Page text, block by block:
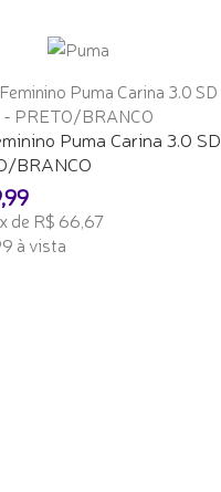
Puma Carina 3.0 SD
BRANCO
de R$ 66,67
à vista